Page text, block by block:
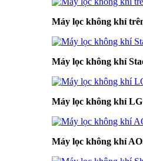
Máy lọc không khí
Máy lọc không khí
Máy lọc không khí LG
Máy lọc không khí